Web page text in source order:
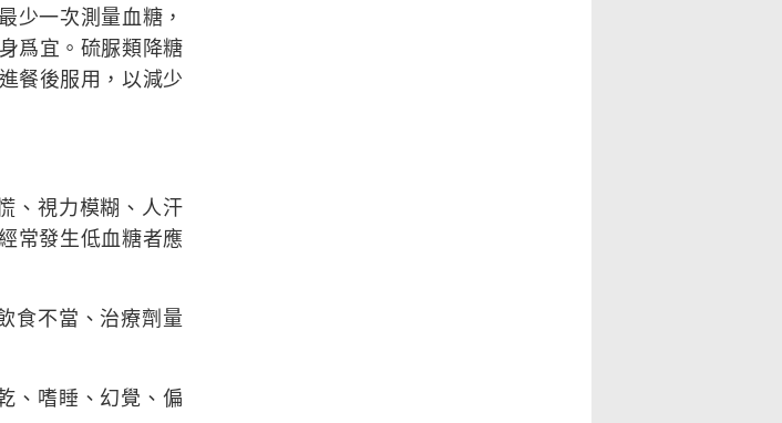
少一次測量血糖，
爲宜。硫脲類降糖
餐後服用，以減少
、視力模糊、人汗
常發生低血糖者應
食不當、治療劑量
、嗜睡、幻覺、偏